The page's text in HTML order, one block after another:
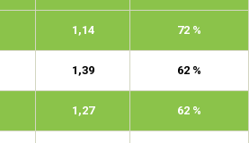
1,14 72 %
1,39 62 %
1,27 62 %